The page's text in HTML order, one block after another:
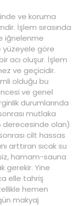
ve koruma
İşlem sırasında
iğnelenme
göre
acı oluşur. İşlem
ve geçicidir.
olduğu bu
ve genel
durumlarında
mutlaka
derecesinde olan)
cilt hassas
arttıran sıcak su
hamam-sauna
gerekir. Yine
elle tahriş
hemen
makyaj